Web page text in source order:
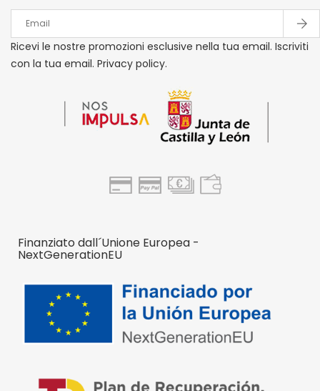
Ricevi le nostre promozioni esclusive nella tua email. Iscriviti
con la tua email. Privacy policy.
Finanziato dall´Unione Europea -
NextGenerationEU